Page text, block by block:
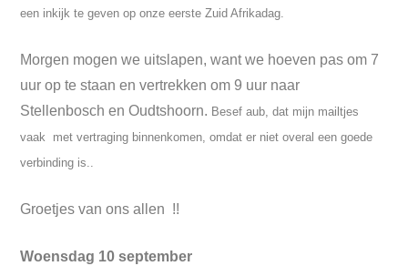
een inkijk te geven op onze eerste Zuid Afrikadag.
Morgen mogen we uitslapen, want we hoeven pas om 7
uur op te staan en vertrekken om 9 uur naar
Stellenbosch en Oudtshoorn. Besef aub, dat mijn mailtjes
vaak met vertraging binnenkomen, omdat er niet overal een goede
verbinding is..
Groetjes van ons allen !!
Woensdag 10 september